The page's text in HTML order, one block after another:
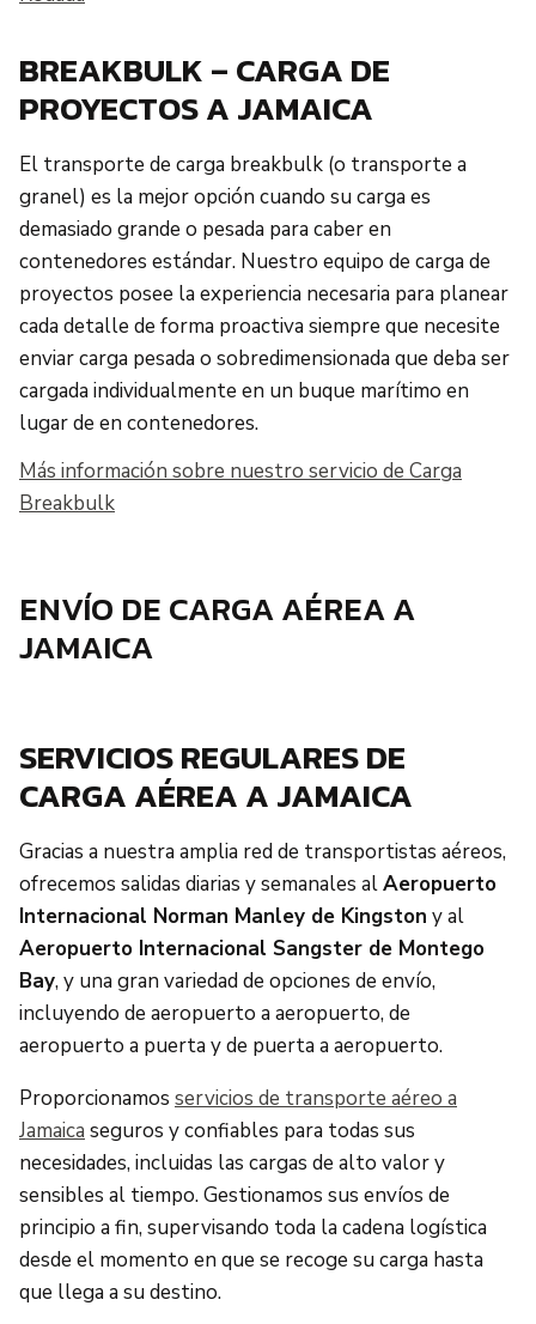
BREAKBULK – CARGA DE
PROYECTOS A JAMAICA
El transporte de carga breakbulk (o transporte a
granel) es la mejor opción cuando su carga es
demasiado grande o pesada para caber en
contenedores estándar. Nuestro equipo de carga de
proyectos posee la experiencia necesaria para planear
cada detalle de forma proactiva siempre que necesite
enviar carga pesada o sobredimensionada que deba ser
cargada individualmente en un buque marítimo en
lugar de en contenedores.
Más información sobre nuestro servicio de Carga
Breakbulk
ENVÍO DE CARGA AÉREA A
JAMAICA
SERVICIOS REGULARES DE
CARGA AÉREA A JAMAICA
Gracias a nuestra amplia red de transportistas aéreos,
ofrecemos salidas diarias y semanales alAeropuerto
Internacional Norman Manley de Kingston y al
Aeropuerto Internacional Sangster de Montego
Bay, y una gran variedad de opciones de envío,
incluyendo de aeropuerto a aeropuerto, de
aeropuerto a puerta y de puerta a aeropuerto.
Proporcionamos servicios de transporte aéreo a
Jamaica seguros y confiables para todas sus
necesidades, incluidas las cargas de alto valor y
sensibles al tiempo. Gestionamos sus envíos de
principio a fin, supervisando toda la cadena logística
desde el momento en que se recoge su carga hasta
que llega a su destino.